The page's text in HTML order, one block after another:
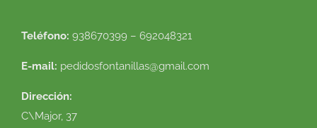
Teléfono: 938670399 – 692048321
E-mail: pedidosfontanillas@gmail.com
Dirección:
C\Major, 37